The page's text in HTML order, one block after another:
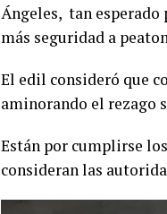
Ángeles, tan
más seguridad a
El edil consideró que
aminorando el rezago
Están por cumplirse
consideran las